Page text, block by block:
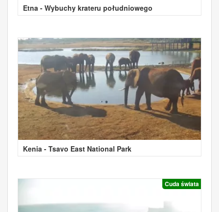
Etna - Wybuchy krateru południowego
Kenia - Tsavo East National Park
Cuda świata